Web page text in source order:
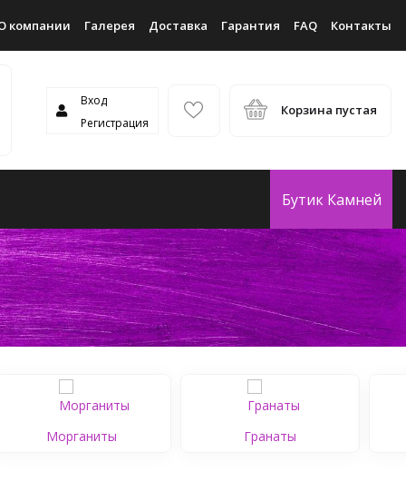
компании Галерея Доставка Гарантия FAQ Контакты
Вход
Регистрация
Корзина пустая
Бутик Камней
Морганиты Гранаты